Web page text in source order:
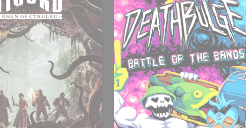
Game 🏃 Plateforme 🖱️ Point and Click 🧩 Puzzle
⏳ RPG tour par tour 🏃‍♂️🔫 Run and Gun 🧱 Sandbox
course 👷 Simulation de métier 🏡 Simulation de vie
⚡ Stratégie temps réel 🧠 Stratégie tour par tour 🏕️ Survie
🤳 TPS 📖 Visual Novel 🥾 Walking Simulator